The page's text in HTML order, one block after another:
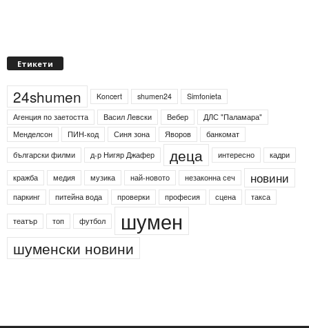
Етикети
24shumen Koncert shumen24
Simfonieta
Агенция по заетостта
Васил Левски Вебер
ДЛС "Паламара"
Менделсон
ПИН-код Синя зона Яворов
банкомат
български филми
д-р Нигяр Джафер деца интересно кадри
кражба медия музика най-новото незаконна сеч новини
паркинг питейна вода проверки професия сцена такса
театър топ футбол шумен
шуменски новини